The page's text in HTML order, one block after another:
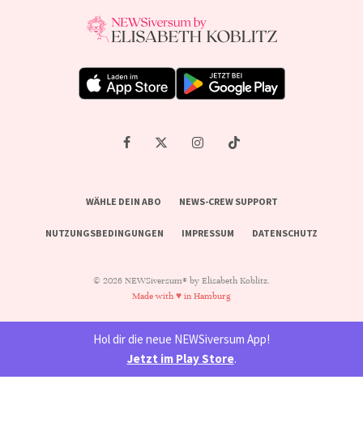
WÄHLE DEIN ABO NEWS-CREW SUPPORT
NUTZUNGSBEDINGUNGEN IMPRESSUM DATENSCHUTZ
© 2026 NEWSiversum® by Elisabeth Koblitz.
Made with ♥ in Hamburg
Hol dir die neue NEWSiversum App!
Jetzt im Play Store.